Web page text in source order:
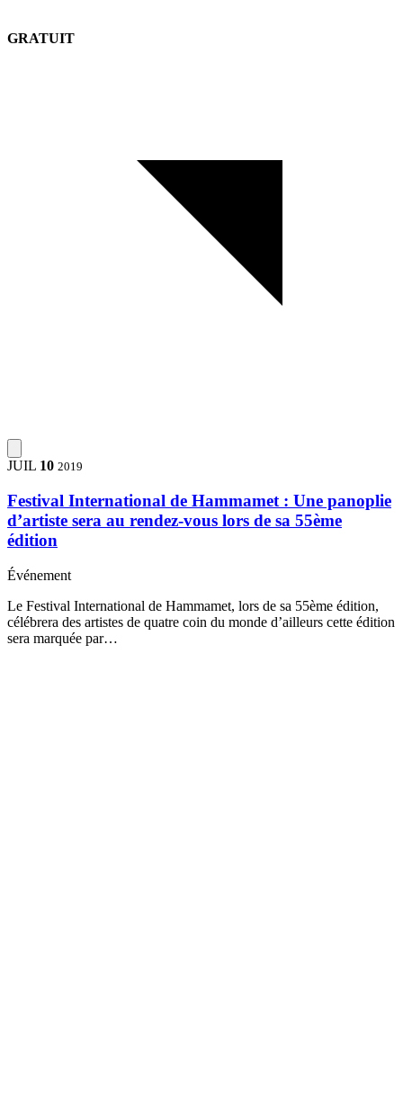
GRATUIT
JUIL 10 2019
Festival International de Hammamet : Une panoplie
d’artiste sera au rendez-vous lors de sa 55ème
édition
Événement
Le Festival International de Hammamet, lors de sa 55ème édition,
célébrera des artistes de quatre coin du monde d’ailleurs cette édition
sera marquée par…